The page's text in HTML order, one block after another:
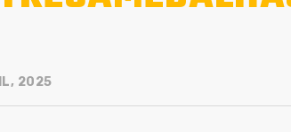
2025